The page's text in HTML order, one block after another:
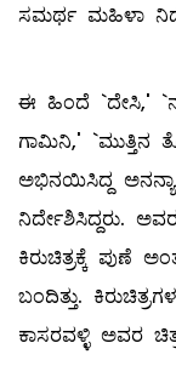
ಸಮರ್ಥ ಮಹಿಳಾ
ಈ ಹಿಂದೆ `ದೇಸಿ,'
ಗಾಮಿನಿ,' `ಮುತ್ತಿನ
ಅಭಿನಯಿಸಿದ್ದ ಅನನ್ಯಾ
ನಿರ್ದೇಶಿಸಿದ್ದರು.
ಕಿರುಚಿತ್ರಕ್ಕೆ ಪುಣೆ
ಬಂದಿತ್ತು.
ಕಾಸರವಳ್ಳಿ ಅವರ